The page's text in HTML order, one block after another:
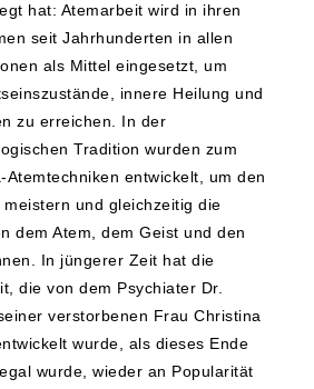
hat: Atemarbeit wird in ihren
seit Jahrhunderten in allen
als Mittel eingesetzt, um
innere Heilung und
zu erreichen. In der
Tradition wurden zum
Atemtechniken entwickelt, um den
und gleichzeitig die
dem Atem, dem Geist und den
In jüngerer Zeit hat die
die von dem Psychiater Dr.
verstorbenen Frau Christina
wurde, als dieses Ende
wurde, wieder an Popularität